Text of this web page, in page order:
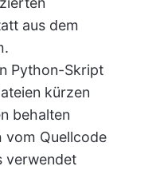
aus dem
Python-Skript
kürzen
behalten
vom Quellcode
verwendet